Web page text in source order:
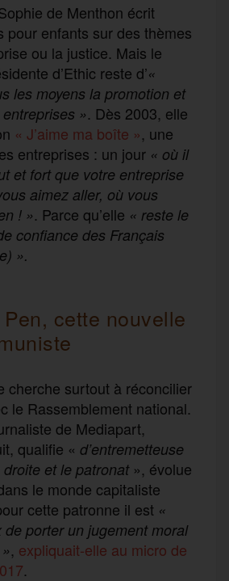
de Menthon écrit
pour enfants sur des thèmes
ou la justice. Mais le
d’Ethic reste d’«
les moyens la promotion et
». Dès 2003, elle
« J’aime ma boîte », une
entreprises : un jour « où il
et fort que votre entreprise
aimez aller, où vous
! ». Parce qu’elle « reste le
confiance des Français
».
cette nouvelle
cherche surtout à réconcilier
le Rassemblement national.
de Mediapart,
qualifie « d’entremetteuse
droite et le patronat », évolue
le monde capitaliste
cette patronne il est «
de porter un jugement moral
, expliquait-elle au micro de
.